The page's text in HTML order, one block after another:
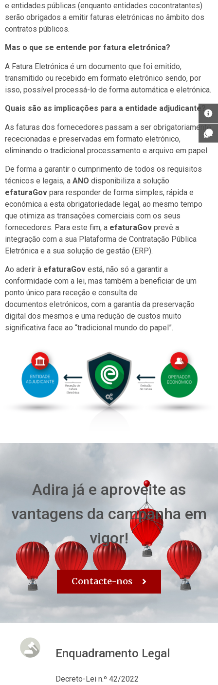
e entidades públicas (enquanto entidades cocontratantes)
serão obrigados a emitir faturas eletrónicas no âmbito dos
contratos públicos.
Mas o que se entende por fatura eletrónica?
A Fatura Eletrónica é um documento que foi emitido,
transmitido ou recebido em formato eletrónico sendo, por
isso, possível processá-lo de forma automática e eletrónica.
Quais são as implicações para a entidade adjudicante?
As faturas dos fornecedores passam a ser obrigatoriamente
rececionadas e preservadas em formato eletrónico,
eliminando o tradicional processamento e arquivo em papel.
De forma a garantir o cumprimento de todos os requisitos
técnicos e legais, a ANO disponibiliza a solução
efaturaGov para responder de forma simples, rápida e
económica a esta obrigatoriedade legal, ao mesmo tempo
que otimiza as transações comerciais com os seus
fornecedores. Para este fim, a efaturaGov prevê a
integração com a sua Plataforma de Contratação Pública
Eletrónica e a sua solução de gestão (ERP).
Ao aderir à efaturaGov está, não só a garantir a
conformidade com a lei, mas também a beneficiar de um
ponto único para receção e consulta de
documentos eletrónicos, com a garantia da preservação
digital dos mesmos e uma redução de custos muito
significativa face ao “tradicional mundo do papel”.
Adira já e aproveite as
vantagens da campanha em
vigor!
Contacte-nos
Enquadramento Legal
Decreto-Lei n.º 42/2022